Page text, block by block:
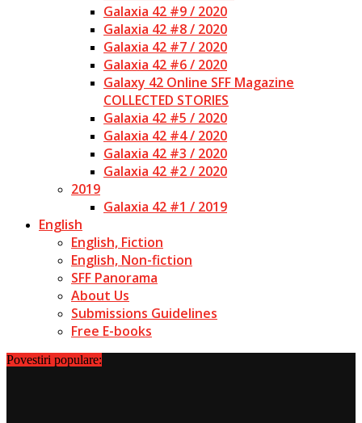
Galaxia 42 #9 / 2020
Galaxia 42 #8 / 2020
Galaxia 42 #7 / 2020
Galaxia 42 #6 / 2020
Galaxy 42 Online SFF Magazine
COLLECTED STORIES
Galaxia 42 #5 / 2020
Galaxia 42 #4 / 2020
Galaxia 42 #3 / 2020
Galaxia 42 #2 / 2020
2019
Galaxia 42 #1 / 2019
English
English, Fiction
English, Non-fiction
SFF Panorama
About Us
Submissions Guidelines
Free E-books
Povestiri populare: